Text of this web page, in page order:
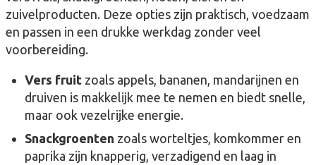
zuivelproducten. Deze opties zijn praktisch, voedzaam
en passen in een drukke werkdag zonder veel
voorbereiding.
Vers fruit zoals appels, bananen, mandarijnen en
druiven is makkelijk mee te nemen en biedt snelle,
maar ook vezelrijke energie.
Snackgroenten zoals worteltjes, komkommer en
paprika zijn knapperig, verzadigend en laag in